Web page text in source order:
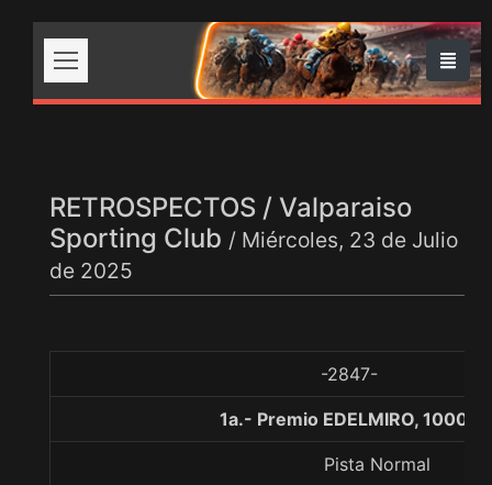
RETROSPECTOS / Valparaiso
Sporting Club / Miércoles, 23 de Julio
de 2025
-2847-
1a.- Premio EDELMIRO, 1000
Pista Normal